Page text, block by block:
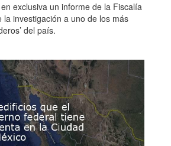
exclusiva un informe de la Fiscalía
la investigación a uno de los más
del país.